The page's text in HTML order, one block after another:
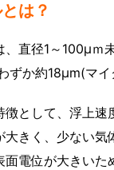
は？
、直径1～100μｍ
ずか約18μm(マイ
徴として、浮上
きく、少ない気
電位が大きい